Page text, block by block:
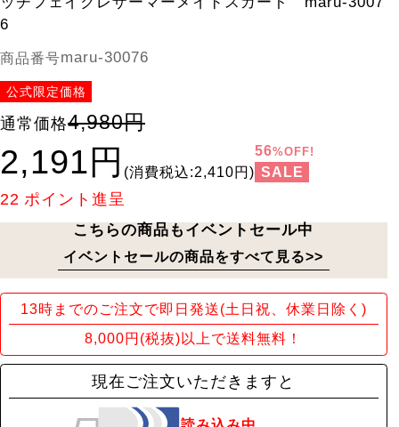
6
商品番号maru-30076
公式限定価格
通常価格4,980円
2,191円 (消費税込:2,410円)
56%OFF!
SALE
22 ポイント進呈
こちらの商品もイベントセール中
イベントセールの商品をすべて見る>>
13時までのご注文で即日発送(土日祝、休業日除く)
8,000円(税抜)以上で送料無料！
現在ご注文いただきますと